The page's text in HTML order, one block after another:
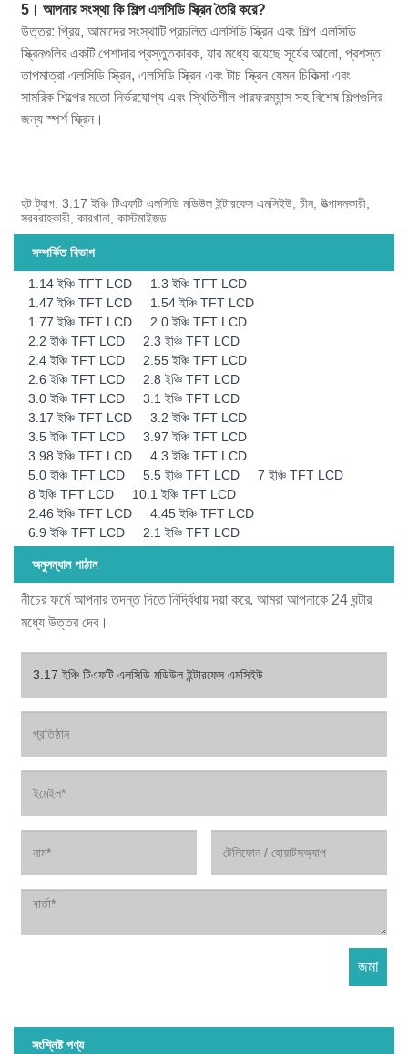
5। আপনার সংস্থা কি শিল্প এলসিডি স্ক্রিন তৈরি করে?
উত্তর: প্রিয়, আমাদের সংস্থাটি প্রচলিত এলসিডি স্ক্রিন এবং শিল্প এলসিডি
স্ক্রিনগুলির একটি পেশাদার প্রস্তুতকারক, যার মধ্যে রয়েছে সূর্যের আলো, প্রশস্ত
তাপমাত্রা এলসিডি স্ক্রিন, এলসিডি স্ক্রিন এবং টাচ স্ক্রিন যেমন চিকিত্সা এবং
সামরিক শিল্পের মতো নির্ভরযোগ্য এবং স্থিতিশীল পারফরম্যান্স সহ বিশেষ শিল্পগুলির
জন্য স্পর্শ স্ক্রিন।
হট ট্যাগ: 3.17 ইঞ্চি টিএফটি এলসিডি মডিউল ইন্টারফেস এমসিইউ, চীন, উত্পাদনকারী,
সরবরাহকারী, কারখানা, কাস্টমাইজড
সম্পর্কিত বিভাগ
1.14 ইঞ্চি TFT LCD
1.3 ইঞ্চি TFT LCD
1.47 ইঞ্চি TFT LCD
1.54 ইঞ্চি TFT LCD
1.77 ইঞ্চি TFT LCD
2.0 ইঞ্চি TFT LCD
2.2 ইঞ্চি TFT LCD
2.3 ইঞ্চি TFT LCD
2.4 ইঞ্চি TFT LCD
2.55 ইঞ্চি TFT LCD
2.6 ইঞ্চি TFT LCD
2.8 ইঞ্চি TFT LCD
3.0 ইঞ্চি TFT LCD
3.1 ইঞ্চি TFT LCD
3.17 ইঞ্চি TFT LCD
3.2 ইঞ্চি TFT LCD
3.5 ইঞ্চি TFT LCD
3.97 ইঞ্চি TFT LCD
3.98 ইঞ্চি TFT LCD
4.3 ইঞ্চি TFT LCD
5.0 ইঞ্চি TFT LCD
5.5 ইঞ্চি TFT LCD
7 ইঞ্চি TFT LCD
8 ইঞ্চি TFT LCD
10.1 ইঞ্চি TFT LCD
2.46 ইঞ্চি TFT LCD
4.45 ইঞ্চি TFT LCD
6.9 ইঞ্চি TFT LCD
2.1 ইঞ্চি TFT LCD
অনুসন্ধান পাঠান
নীচের ফর্মে আপনার তদন্ত দিতে নির্দ্বিধায় দয়া করে. আমরা আপনাকে 24 ঘন্টার
মধ্যে উত্তর দেব।
সংশ্লিষ্ট পণ্য